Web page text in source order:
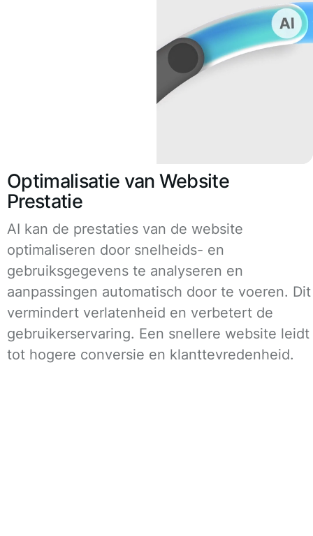
Optimalisatie van Website
Prestatie
AI kan de prestaties van de website
optimaliseren door snelheids- en
gebruiksgegevens te analyseren en
aanpassingen automatisch door te voeren. Dit
vermindert verlatenheid en verbetert de
gebruikerservaring. Een snellere website leidt
tot hogere conversie en klanttevredenheid.